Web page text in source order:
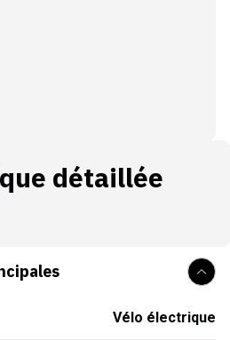
détaillée
Vélo électrique